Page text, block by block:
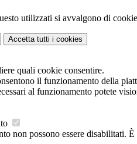
utilizzati si avvalgono di
Accetta tutti i cookies
quali cookie consentire.
il funzionamento della
al funzionamento potete
non possono essere disabilitati.